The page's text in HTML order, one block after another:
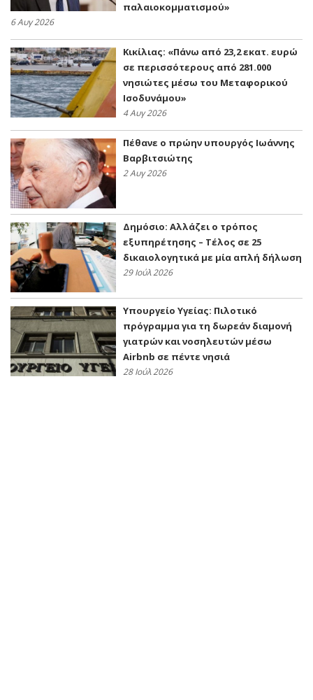
παλαιοκομματισμού»
6 Αυγ 2026
Κικίλιας: «Πάνω από 23,2 εκατ. ευρώ
σε περισσότερους από 281.000
νησιώτες μέσω του Μεταφορικού
Ισοδυνάμου»
4 Αυγ 2026
Πέθανε ο πρώην υπουργός Ιωάννης
Βαρβιτσιώτης
2 Αυγ 2026
Δημόσιο: Αλλάζει ο τρόπος
εξυπηρέτησης – Τέλος σε 25
δικαιολογητικά με μία απλή δήλωση
29 Ιούλ 2026
Υπουργείο Υγείας: Πιλοτικό
πρόγραμμα για τη δωρεάν διαμονή
γιατρών και νοσηλευτών μέσω
Airbnb σε πέντε νησιά
28 Ιούλ 2026